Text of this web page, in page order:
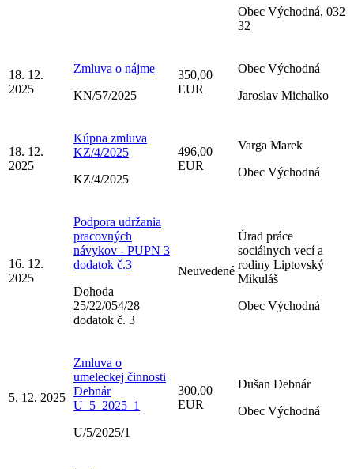
Obec Východná, 032
32
18. 12.
2025
Zmluva o nájme
KN/57/2025
350,00
EUR
Obec Východná
Jaroslav Michalko
18. 12.
2025
Kúpna zmluva
KZ/4/2025
KZ/4/2025
496,00
EUR
Varga Marek
Obec Východná
16. 12.
2025
Podpora udržania
pracovných
návykov - PUPN 3
dodatok č.3
Dohoda
25/22/054/28
dodatok č. 3
Neuvedené
Úrad práce
sociálnych vecí a
rodiny Liptovský
Mikuláš
Obec Východná
5. 12. 2025
Zmluva o
umeleckej činnosti
Debnár
U_5_2025_1
U/5/2025/1
300,00
EUR
Dušan Debnár
Obec Východná